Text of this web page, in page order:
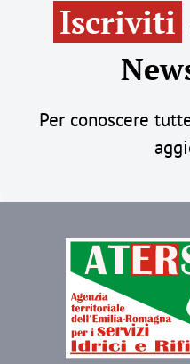
Iscriviti
Per conoscere
Immagine